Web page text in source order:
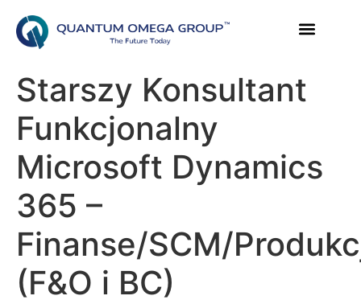
Starszy Konsultant
Funkcjonalny
Microsoft Dynamics
365 –
Finanse/SCM/
(F&O i BC)